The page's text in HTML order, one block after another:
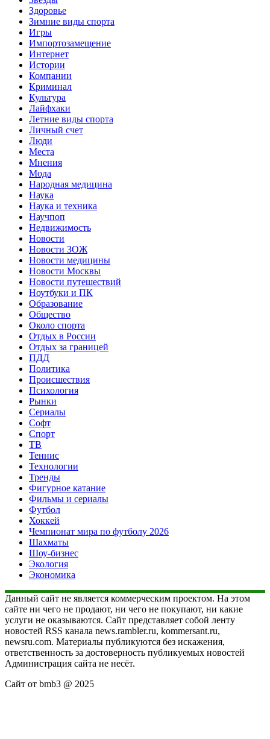
Здоровье
Зимние виды спорта
Игры
Импортозамещение
Интернет
Истории
Компании
Криминал
Культура
Лайфхаки
Летние виды спорта
Личный счет
Люди
Места
Мнения
Мода
Народная медицина
Наука
Наука и техника
Научпоп
Недвижимость
Новости
Новости ЗОЖ
Новости медицины
Новости Москвы
Новости путешествий
Ноутбуки и ПК
Образование
Общество
Около спорта
Отдых в России
Отдых за границей
ПДД
Политика
Происшествия
Психология
Рынки
Сериалы
Софт
Спорт
ТВ
Теннис
Технологии
Тренды
Фигурное катание
Фильмы и сериалы
Футбол
Хоккей
Чемпионат мира по футболу 2026
Шахматы
Шоу-бизнес
Экология
Экономика
Данный сайт не является коммерческим проектом. На этом
сайте ни чего не продают, ни чего не покупают, ни какие
услуги не оказываются. Сайт представляет собой ленту
новостей RSS канала news.rambler.ru, kommersant.ru,
newsru.com. Материалы публикуются без искажения,
ответственность за достоверность публикуемых новостей
Администрация сайта не несёт.
Сайт от bmb3 @ 2025